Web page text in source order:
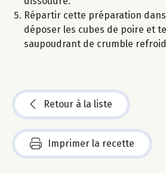
Répartir cette préparation
déposer les cubes de poire et
saupoudrant de crumble
Retour à la liste
Imprimer la recette